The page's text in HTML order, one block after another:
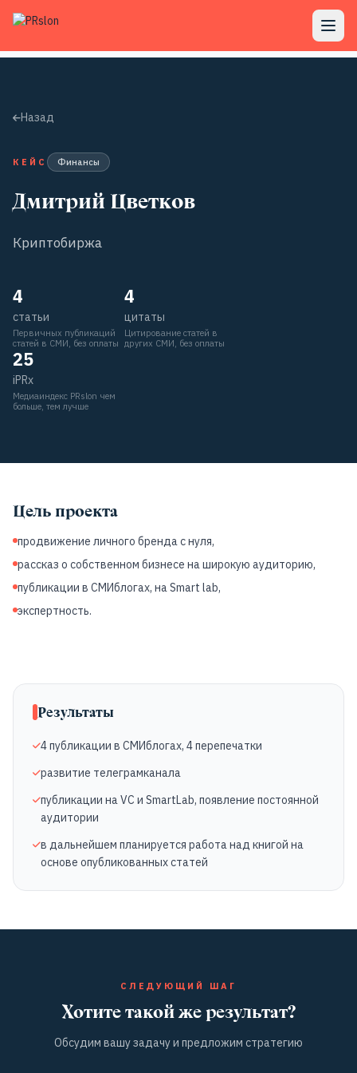
Назад
КЕЙС Финансы
Дмитрий Цветков
Криптобиржа
4
статьи
Первичных публикаций
статей в СМИ, без оплаты
4
цитаты
Цитирование статей в
других СМИ, без оплаты
25
iPRx
Медиаиндекс PRslon чем
больше, тем лучше
Цель проекта
продвижение личного бренда с нуля,
рассказ о собственном бизнесе на широкую аудиторию,
публикации в СМИблогах, на Smart lab,
экспертность.
Результаты
4 публикации в СМИблогах, 4 перепечатки
развитие телеграмканала
публикации на VC и SmartLab, появление постоянной
аудитории
в дальнейшем планируется работа над книгой на
основе опубликованных статей
СЛЕДУЮЩИЙ ШАГ
Хотите такой же результат?
Обсудим вашу задачу и предложим стратегию